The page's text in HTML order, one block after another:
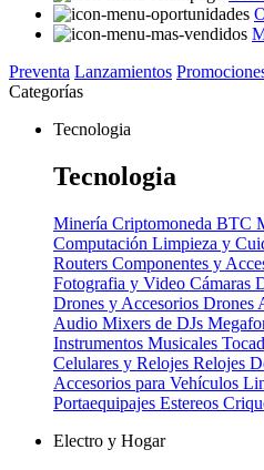
Preventa Lanzamientos
Categorías
Tecnologia
Tecnologia
Minería Criptomoneda BTC
Computación Limpieza y
Routers Componentes y
Fotografia y Video Cámaras
Drones y Accesorios Drones
Audio Mixers de DJs
Instrumentos Musicales
Celulares y Relojes Relojes
Accesorios para Vehículos
Portaequipajes Estereos
Electro y Hogar